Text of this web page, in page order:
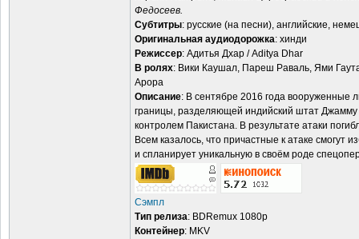
Федосеев.
Субтитры: русские (на песни), английские,
Оригинальная аудиодорожка: хинди
Режиссер: Адитья Дхар / Aditya Dhar
В ролях: Вики Каушал, Пареш Раваль, Ями
Арора
Описание: В сентябре 2016 года вооруженные
границы, разделяющей индийский штат
контролем Пакистана. В результате атаки
Всем казалось, что причастные к атаке смогут
и спланирует уникальную в своём роде
Сэмпл
Тип релиза: BDRemux 1080p
Контейнер: MKV